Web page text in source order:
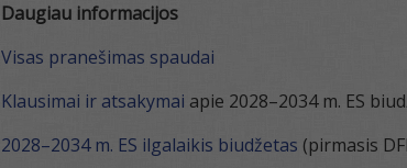
Daugiau informacijos
Visas pranešimas spaudai
Klausimai ir atsakymai apie 2028–2034 m. ES
2028–2034 m. ES ilgalaikis biudžetas (pirmasis